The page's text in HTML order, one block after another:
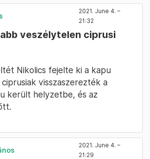
2021. June 4. –
21:32
veszélytelen ciprusi
Nikolics fejelte ki a kapu
visszaszerezték a
került helyzetbe, és az
2021. June 4. –
21:29